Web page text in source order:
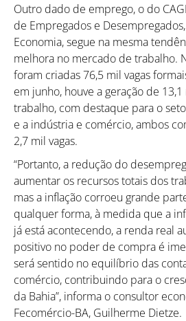
Como
Outro dado de emprego, o do
de Empregados e
Economia, segue na mesma
melhora no mercado de trabalho.
foram criadas 76,5 mil vagas
em junho, houve a geração de
trabalho, com destaque para o
e a indústria e comércio, ambos
2,7 mil vagas.
“Portanto, a redução do
aumentar os recursos totais dos
mas a inflação corroeu grande
qualquer forma, à medida que a
já está acontecendo, a renda real
positivo no poder de compra é
será sentido no equilíbrio das
comércio, contribuindo para o
da Bahia”, informa o consultor
Fecomércio-BA, Guilherme Dietze.